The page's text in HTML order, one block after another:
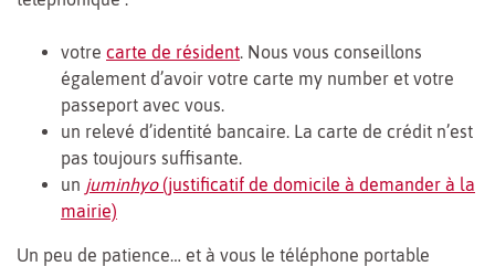
votre carte de résident. Nous vous conseillons
également d’avoir votre carte my number et votre
passeport avec vous.
un relevé d’identité bancaire. La carte de crédit n’est
pas toujours suffisante.
un juminhyo(justificatif de domicile à demander à la
mairie)
Un peu de patience… et à vous le téléphone portable